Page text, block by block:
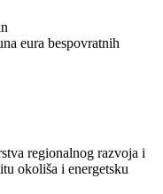
eura bespovratnih
regionalnog razvoja i
okoliša i energetsku